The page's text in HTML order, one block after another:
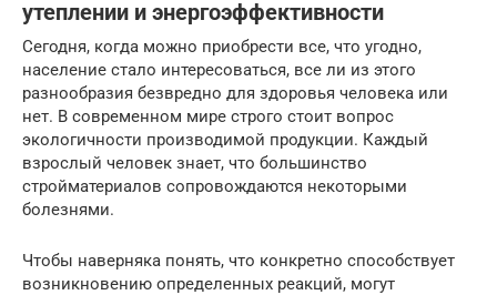
утеплении и энергоэффективности
Сегодня, когда можно приобрести все, что угодно,
население стало интересоваться, все ли из этого
разнообразия безвредно для здоровья человека или
нет. В современном мире строго стоит вопрос
экологичности производимой продукции. Каждый
взрослый человек знает, что большинство
стройматериалов сопровождаются некоторыми
болезнями.
Чтобы наверняка понять, что конкретно способствует
возникновению определенных реакций, могут